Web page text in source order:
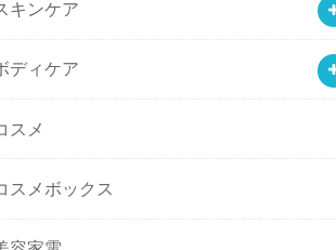
キンケア
ディケア
スメ
スメボックス